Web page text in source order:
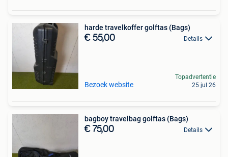
harde travelkoffer golftas (Bags)
€ 55,00 Details
Bezoek website
Topadvertentie
25 jul 26
bagboy travelbag golftas (Bags)
€ 75,00 Details